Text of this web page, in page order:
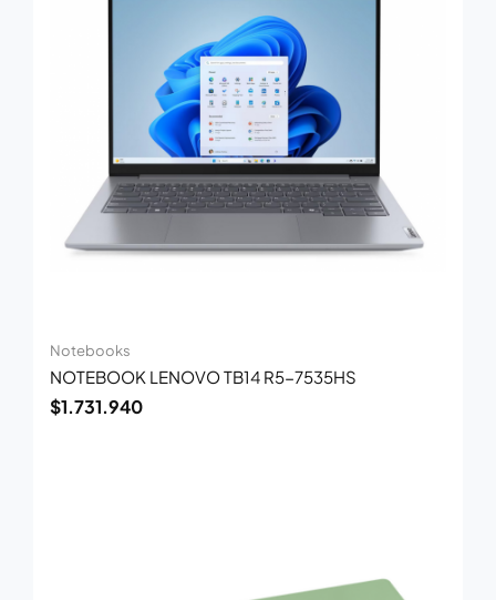
Notebooks
NOTEBOOK LENOVO TB14 R5-7535HS
$1.731.940